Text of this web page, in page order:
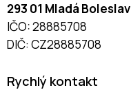
293 01 Mladá Boleslav
IČO: 28885708
DIČ: CZ28885708
Rychlý kontakt